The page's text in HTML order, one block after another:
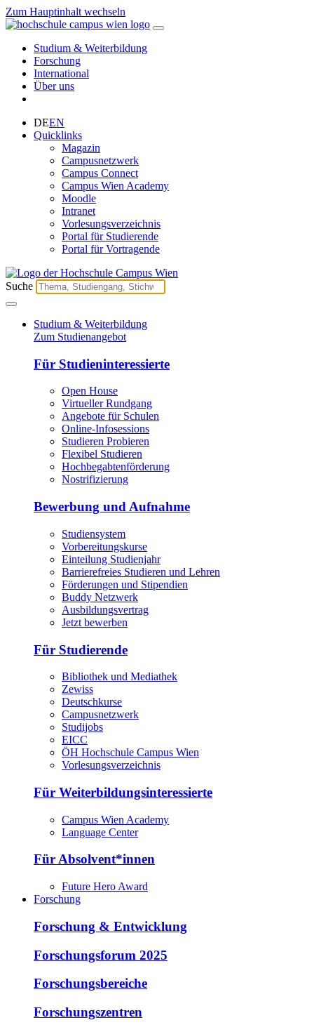
Zum Hauptinhalt wechseln
Studium & Weiterbildung
Forschung
International
Über uns
DEEN
Quicklinks
Magazin
Campusnetzwerk
Campus Connect
Campus Wien Academy
Moodle
Intranet
Vorlesungsverzeichnis
Portal für Studierende
Portal für Vortragende
Suche
Studium & Weiterbildung
Zum Studienangebot
Für Studieninteressierte
Open House
Virtueller Rundgang
Angebote für Schulen
Online-Infosessions
Studieren Probieren
Flexibel Studieren
Hochbegabtenförderung
Nostrifizierung
Bewerbung und Aufnahme
Studiensystem
Vorbereitungskurse
Einteilung Studienjahr
Barrierefreies Studieren und Lehren
Förderungen und Stipendien
Buddy Netzwerk
Ausbildungsvertrag
Jetzt bewerben
Für Studierende
Bibliothek und Mediathek
Zewiss
Deutschkurse
Campusnetzwerk
Studijobs
EICC
ÖH Hochschule Campus Wien
Vorlesungsverzeichnis
Für Weiterbildungsinteressierte
Campus Wien Academy
Language Center
Für Absolvent*innen
Future Hero Award
Forschung
Forschung & Entwicklung
Forschungsforum 2025
Forschungsbereiche
Forschungszentren